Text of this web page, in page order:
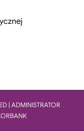
| ADMINISTRATOR